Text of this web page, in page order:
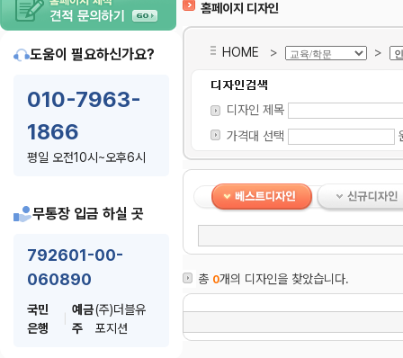
도움이 필요하신가요?
010-7963-
1866
평일 오전10시~오후6시
무통장 입금 하실 곳
792601-00-
060890
국민
은행
예금
주
(주)더블유
포지션
홈페이지 디자인
HOME > >
디자인 제목
가격대 선택
총 0개의 디자인을 찾았습니다.